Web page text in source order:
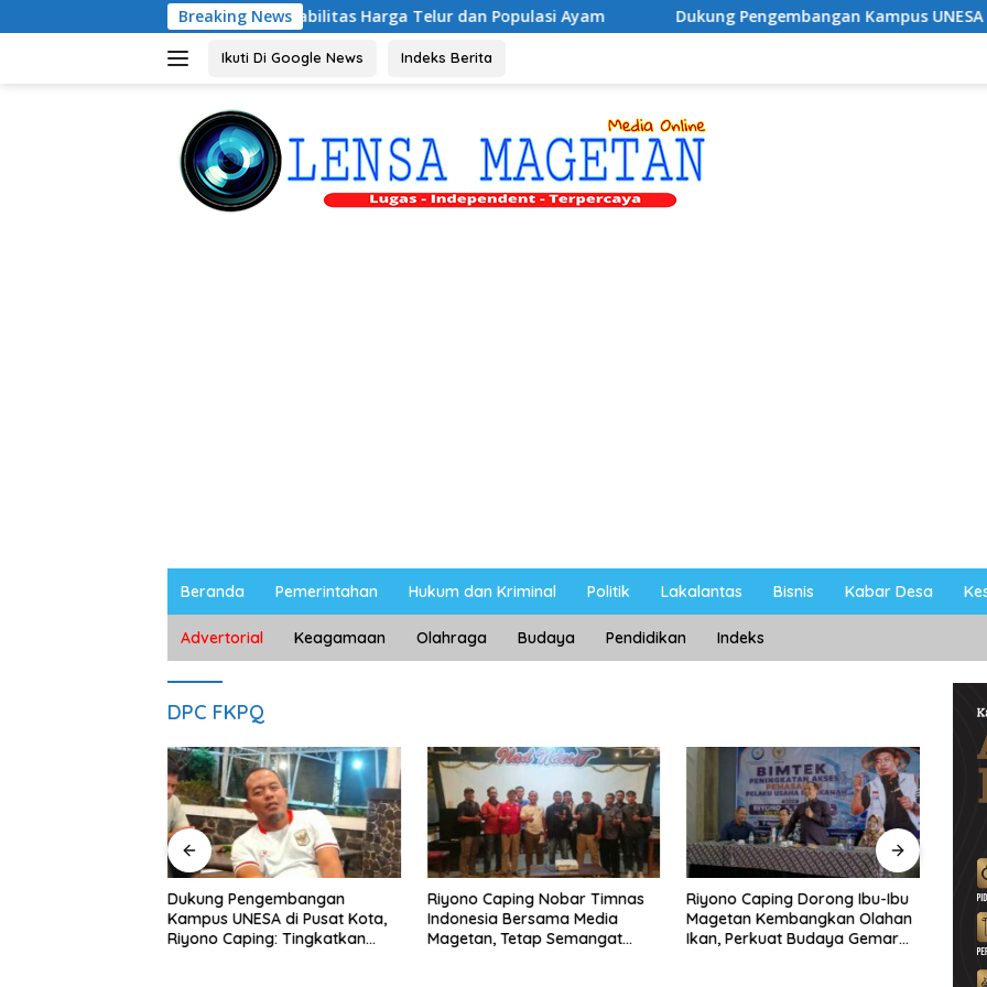
ke
Breaking News
Riyono Bahas Stabilitas Harga Telur dan Populasi Ayam Dukung Pengembangan Kampus UNESA di Pusat Kota,
Ikuti Di Google News Indeks Berita
Beranda Pemerintahan Hukum dan Kriminal Politik Lakalantas Bisnis Kabar Desa
Advertorial Keagamaan Olahraga Budaya Pendidikan Indeks
DPC FKPQ
Dukung Pengembangan
Kampus UNESA di Pusat Kota,
Riyono Caping: Tingkatkan
Riyono Caping Nobar Timnas
Indonesia Bersama Media
Magetan, Tetap Semangat
Riyono Caping Dorong Ibu-Ibu
Magetan Kembangkan Olahan
Ikan, Perkuat Budaya Gemar